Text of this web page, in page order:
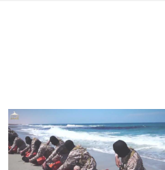
Zelensky
din Iași